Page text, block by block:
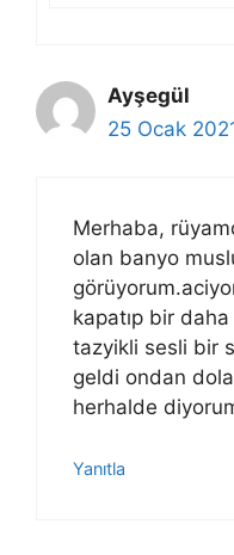
Ayşegül
25 Ocak
Merhaba,
olan banyo
kapatıp bir
tazyikli sesli bir
geldi ondan
herhalde
Yanıtla